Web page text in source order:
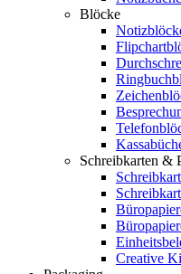
Blöcke
Schreibkarten &
Creative